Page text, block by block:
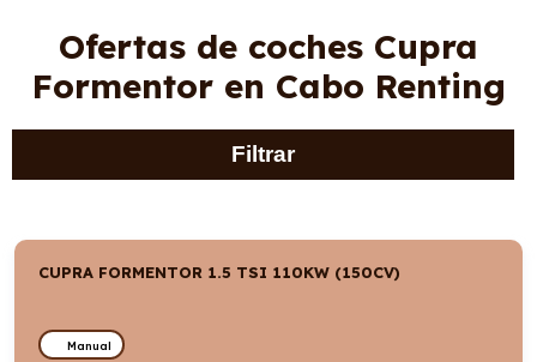
Ofertas de coches Cupra
Formentor en Cabo Renting
Filtrar
CUPRA FORMENTOR 1.5 TSI 110KW (150CV)
Manual